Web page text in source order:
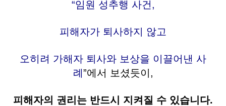
“임원 성추행 사건,
피해자가 퇴사하지 않고
오히려 가해자 퇴사와 보상을 이끌어낸 사
례 ”에서 보셨듯이,
피해자의 권리는 반드시 지켜질 수 있습니다.